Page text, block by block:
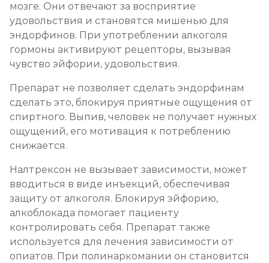
мозге. Они отвечают за восприятие
удовольствия и становятся мишенью для
эндорфинов. При употреблении алкоголя
гормоны активируют рецепторы, вызывая
чувство эйфории, удовольствия.
Препарат не позволяет сделать эндорфинам
сделать это, блокируя приятные ощущения от
спиртного. Выпив, человек не получает нужных
ощущений, его мотивация к потреблению
снижается.
Налтрексон не вызывает зависимости, может
вводиться в виде инъекций, обеспечивая
защиту от алкоголя. Блокируя эйфорию,
алкоблокада помогает пациенту
контролировать себя. Препарат также
используется для лечения зависимости от
опиатов. При полинаркомании он становится